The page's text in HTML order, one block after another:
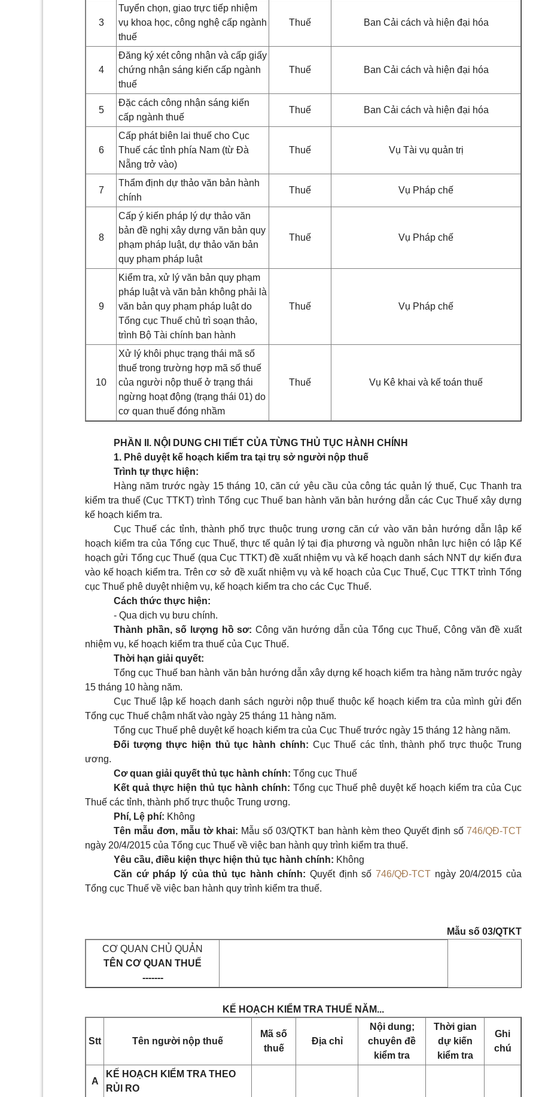
3
Tuyển chọn, giao trực tiếp nhiệm
vụ khoa học, công nghệ cấp ngành
thuế
Thuế Ban Cải cách và hiện đại hóa
4
Đăng ký xét công nhận và cấp giấy
chứng nhận sáng kiến cấp ngành
thuế
Thuế Ban Cải cách và hiện đại hóa
5
Đặc cách công nhận sáng kiến
cấp ngành thuế
Thuế Ban Cải cách và hiện đại hóa
6
Cấp phát biên lai thuế cho Cục
Thuế các tỉnh phía Nam (từ Đà
Nẵng trở vào)
Thuế Vụ Tài vụ quản trị
7
Thẩm định dự thảo văn bản hành
chính
Thuế Vụ Pháp chế
8
Cấp ý kiến pháp lý dự thảo văn
bản đề nghị xây dựng văn bản quy
phạm pháp luật, dự thảo văn bản
quy phạm pháp luật
Thuế Vụ Pháp chế
9
Kiểm tra, xử lý văn bản quy phạm
pháp luật và văn bản không phải là
văn bản quy phạm pháp luật do
Tổng cục Thuế chủ trì soạn thảo,
trình Bộ Tài chính ban hành
Thuế Vụ Pháp chế
10
Xử lý khôi phục trạng thái mã số
thuế trong trường hợp mã số thuế
của người nộp thuế ở trạng thái
ngừng hoạt động (trạng thái 01) do
cơ quan thuế đóng nhầm
Thuế Vụ Kê khai và kế toán thuế
PHẦN II. NỘI DUNG CHI TIẾT CỦA TỪNG THỦ TỤC HÀNH CHÍNH
1. Phê duyệt kế hoạch kiểm tra tại trụ sở người nộp thuế
Trình tự thực hiện:
Hàng năm trước ngày 15 tháng 10, căn cứ yêu cầu của công tác quản lý thuế, Cục Thanh tra
kiểm tra thuế (Cục TTKT) trình Tổng cục Thuế ban hành văn bản hướng dẫn các Cục Thuế xây dựng
kế hoạch kiểm tra.
Cục Thuế các tỉnh, thành phố trực thuộc trung ương căn cứ vào văn bản hướng dẫn lập kế
hoạch kiểm tra của Tổng cục Thuế, thực tế quản lý tại địa phương và nguồn nhân lực hiện có lập Kế
hoạch gửi Tổng cục Thuế (qua Cục TTKT) đề xuất nhiệm vụ và kế hoạch danh sách NNT dự kiến đưa
vào kế hoạch kiểm tra. Trên cơ sở đề xuất nhiệm vụ và kế hoạch của Cục Thuế, Cục TTKT trình Tổng
cục Thuế phê duyệt nhiệm vụ, kế hoạch kiểm tra cho các Cục Thuế.
Cách thức thực hiện:
- Qua dịch vụ bưu chính.
Thành phần, số lượng hồ sơ: Công văn hướng dẫn của Tổng cục Thuế, Công văn đề xuất
nhiệm vụ, kế hoạch kiểm tra thuế của Cục Thuế.
Thời hạn giải quyết:
Tổng cục Thuế ban hành văn bản hướng dẫn xây dựng kế hoạch kiểm tra hàng năm trước ngày
15 tháng 10 hàng năm.
Cục Thuế lập kế hoạch danh sách người nộp thuế thuộc kế hoạch kiểm tra của mình gửi đến
Tổng cục Thuế chậm nhất vào ngày 25 tháng 11 hàng năm.
Tổng cục Thuế phê duyệt kế hoạch kiểm tra của Cục Thuế trước ngày 15 tháng 12 hàng năm.
Đối tượng thực hiện thủ tục hành chính: Cục Thuế các tỉnh, thành phố trực thuộc Trung
ương.
Cơ quan giải quyết thủ tục hành chính: Tổng cục Thuế
Kết quả thực hiện thủ tục hành chính: Tổng cục Thuế phê duyệt kế hoạch kiểm tra của Cục
Thuế các tỉnh, thành phố trực thuộc Trung ương.
Phí, Lệ phí: Không
Tên mẫu đơn, mẫu tờ khai: Mẫu số 03/QTKT ban hành kèm theo Quyết định số 746/QĐ-TCT
ngày 20/4/2015 của Tổng cục Thuế về việc ban hành quy trình kiểm tra thuế.
Yêu cầu, điều kiện thực hiện thủ tục hành chính: Không
Căn cứ pháp lý của thủ tục hành chính: Quyết định số746/QĐ-TCT ngày 20/4/2015 của
Tổng cục Thuế về việc ban hành quy trình kiểm tra thuế.
Mẫu số 03/QTKT
CƠ QUAN CHỦ QUẢN
TÊN CƠ QUAN THUẾ
-------
KẾ HOẠCH KIỂM TRA THUẾ NĂM...
Stt Tên người nộp thuế
Mã số
thuế
Địa chỉ
Nội dung;
chuyên đề
kiểm tra
Thời gian
dự kiến
kiểm tra
Ghi
chú
A
KẾ HOẠCH KIỂM TRA THEO
RỦI RO